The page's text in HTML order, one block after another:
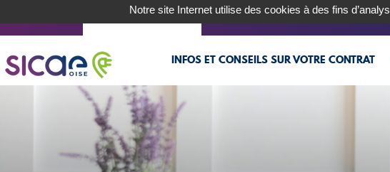
INFOS ET CONSEILS SUR VOTRE CONTRAT
Notre site Internet utilise des cookies à des fins